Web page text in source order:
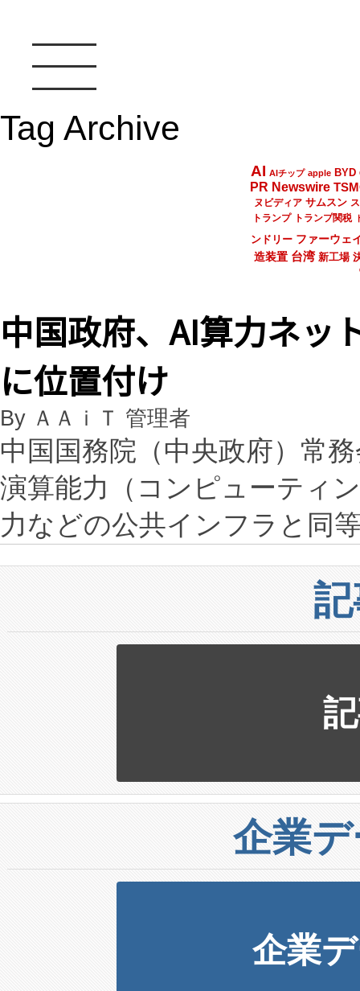
Tag Archive
AI AIチップ apple BYD
PR Newswire
ヌビディア サムスン
トランプ
トランプ関税
ンドリー ファーウェ
造装置 台湾 新工場
中国政府、AI算力ネッ
に位置付け
By ＡＡｉＴ 管理者
中国国務院（中央政府）常
演算能力（コンピューティ
力などの公共インフラと同
企業
企業